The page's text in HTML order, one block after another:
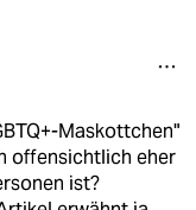
Maskottchen"
offensichtlich eher
ist?